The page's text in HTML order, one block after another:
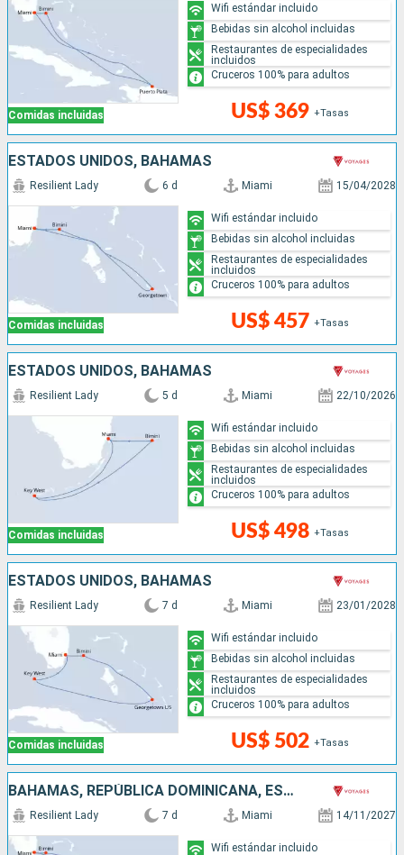
Comidas incluidas US$ 369 +Tasas
Wifi estándar incluido
Bebidas sin alcohol incluidas
Restaurantes de especialidades
incluidos
Cruceros 100% para adultos
ESTADOS UNIDOS, BAHAMAS
Comidas incluidas
Resilient Lady 6 d Miami 15/04/2028
US$ 457 +Tasas
Wifi estándar incluido
Bebidas sin alcohol incluidas
Restaurantes de especialidades
incluidos
Cruceros 100% para adultos
ESTADOS UNIDOS, BAHAMAS
Comidas incluidas
Resilient Lady 5 d Miami 22/10/2026
US$ 498 +Tasas
Wifi estándar incluido
Bebidas sin alcohol incluidas
Restaurantes de especialidades
incluidos
Cruceros 100% para adultos
ESTADOS UNIDOS, BAHAMAS
Comidas incluidas
Resilient Lady 7 d Miami 23/01/2028
US$ 502 +Tasas
Wifi estándar incluido
Bebidas sin alcohol incluidas
Restaurantes de especialidades
incluidos
Cruceros 100% para adultos
BAHAMAS, REPÚBLICA DOMINICANA, ESTADOS UNIDOS
Resilient Lady 7 d Miami 14/11/2027
Wifi estándar incluido